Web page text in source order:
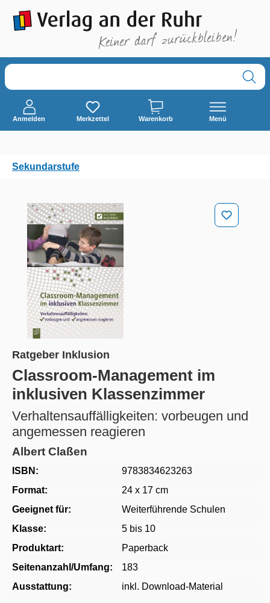
springen
Anmelden Merkzettel Warenkorb Menü
Sekundarstufe
Bildergalerie überspringen
Ratgeber Inklusion
Classroom-Management im
inklusiven Klassenzimmer
Verhaltensauffälligkeiten: vorbeugen und
angemessen reagieren
Albert Claßen
ISBN:
9783834623263
Format:
24 x 17 cm
Geeignet für:
Weiterführende Schulen
Klasse:
5 bis 10
Produktart:
Paperback
Seitenanzahl/Umfang:
183
Ausstattung:
inkl. Download-Material